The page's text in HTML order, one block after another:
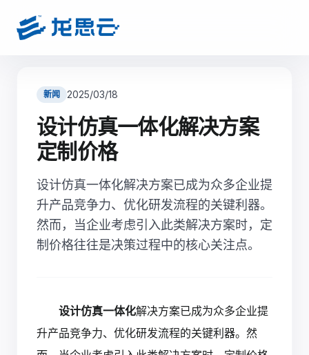
新闻 2025/03/18
设计仿真一体化解决方案
定制价格
设计仿真一体化解决方案已成为众多企业提
升产品竞争力、优化研发流程的关键利器。
然而，当企业考虑引入此类解决方案时，定
制价格往往是决策过程中的核心关注点。
设计仿真一体化解决方案已成为众多企业提
升产品竞争力、优化研发流程的关键利器。然